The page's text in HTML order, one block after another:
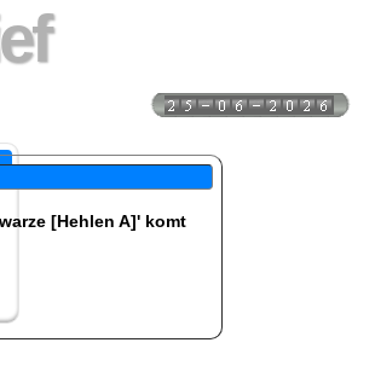
[Hehlen A]' komt